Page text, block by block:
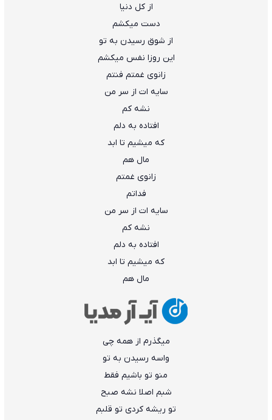
از ﻛﻞ دﻧﻴﺎ
دﺳﺖ ﻣﻴﻜﺸﻢ
از ﺷﻮق رﺳﻴﺪن ﺑﻪ ﺗﻮ
اﻳﻦ روزا ﻧﻔﺲ ﻣﻴﻜﺸﻢ
زانوی غمتم فنتم
ﺳﺎﻳﻪ ات از ﺳﺮ ﻣﻦ
ﻧﺸﻪ ﻛﻢ
اﻓﺘﺎده ﺑﻪ دﻟﻢ
ﻛﻪ ﻣﻴﺸﻴﻢ ﺗﺎ اﺑﺪ
ﻣﺎل ﻫﻢ
زاﻧﻮی ﻏﻤﺘﻢ
ﻓﺪاﺗﻢ
ﺳﺎﻳﻪ ات از ﺳﺮ ﻣﻦ
ﻧﺸﻪ ﻛﻢ
اﻓﺘﺎده ﺑﻪ دﻟﻢ
ﻛﻪ ﻣﻴﺸﻴﻢ ﺗﺎ اﺑﺪ
ﻣﺎل ﻫﻢ
ﻣﻴﮕﺬرم از ﻫﻤﻪ ﭼﻰ
واﺳﻪ رﺳﻴﺪن ﺑﻪ ﺗﻮ
ﻣﻨﻮ ﺗﻮ ﺑﺎﺷﻴﻢ ﻓﻘﻄ
ﺷﺒﻢ اﺻﻠﺎ ﻧﺸﻪ ﺻﺒﺢ
ﺗﻮ رﻳﺸﻪ ﻛﺮدی ﺗﻮ ﻗﻠﺒﻢ